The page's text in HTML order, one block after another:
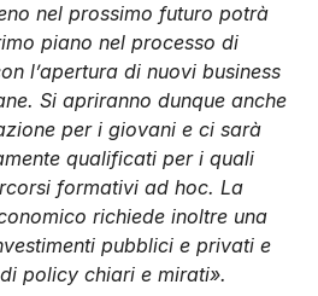
nel prossimo futuro potrà
piano nel processo di
l’apertura di nuovi business
Si apriranno dunque anche
per i giovani e ci sarà
qualificati per i quali
formativi ad hoc. La
richiede inoltre una
pubblici e privati e
policy chiari e mirati».